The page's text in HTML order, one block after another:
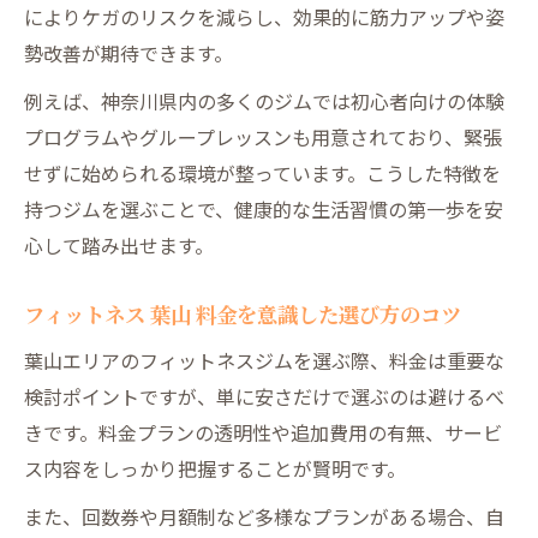
通点
効果を実感できる長期的パーソナルトレー
ニング術
体の悩みに向き合う最新トレーニング活用法
パーソナルジムの最新トレーニングで悩み
を解決
肩こりや腰痛に効くパーソナルトレーニン
葉山フィットネスで話題の新テクニックを
紹介
パーソナルジムが提案する体質改善サポー
ト術
逗子・葉山で注目の最新トレーニングメニ
ュー
によりケガのリスクを減らし、効果的に筋力アップや姿
勢改善が期待できます。
例えば、神奈川県内の多くのジムでは初心者向けの体験
プログラムやグループレッスンも用意されており、緊張
せずに始められる環境が整っています。こうした特徴を
持つジムを選ぶことで、健康的な生活習慣の第一歩を安
心して踏み出せます。
フィットネス 葉山 料金を意識した選び方のコツ
葉山エリアのフィットネスジムを選ぶ際、料金は重要な
検討ポイントですが、単に安さだけで選ぶのは避けるべ
きです。料金プランの透明性や追加費用の有無、サービ
ス内容をしっかり把握することが賢明です。
また、回数券や月額制など多様なプランがある場合、自